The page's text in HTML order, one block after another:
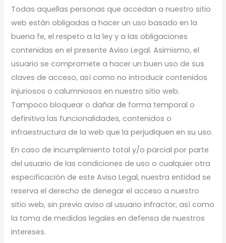
Todas aquellas personas que accedan a nuestro sitio
web están obligadas a hacer un uso basado en la
buena fe, el respeto a la ley y a las obligaciones
contenidas en el presente Aviso Legal. Asimismo, el
usuario se compromete a hacer un buen uso de sus
claves de acceso, así como no introducir contenidos
injuriosos o calumniosos en nuestro sitio web.
Tampoco bloquear o dañar de forma temporal o
definitiva las funcionalidades, contenidos o
infraestructura de la web que la perjudiquen en su uso.
En caso de incumplimiento total y/o parcial por parte
del usuario de las condiciones de uso o cualquier otra
especificación de este Aviso Legal, nuestra entidad se
reserva el derecho de denegar el acceso a nuestro
sitio web, sin previo aviso al usuario infractor, así como
la toma de medidas legales en defensa de nuestros
intereses.